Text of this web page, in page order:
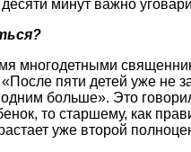
минут важно
многодетными
«После пяти детей уже не
больше». Это
то старшему, как
уже второй